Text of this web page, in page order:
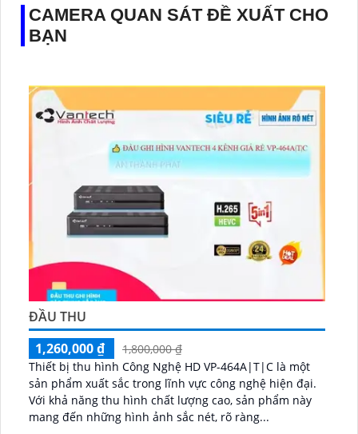
CAMERA QUAN SÁT ĐỀ XUẤT CHO
BẠN
ĐẦU THU
1,260,000 ₫
1,800,000 ₫
Thiết bị thu hình Công Nghệ HD VP-464A|T|C là một
sản phẩm xuất sắc trong lĩnh vực công nghệ hiện đại.
Với khả năng thu hình chất lượng cao, sản phẩm này
mang đến những hình ảnh sắc nét, rõ ràng...